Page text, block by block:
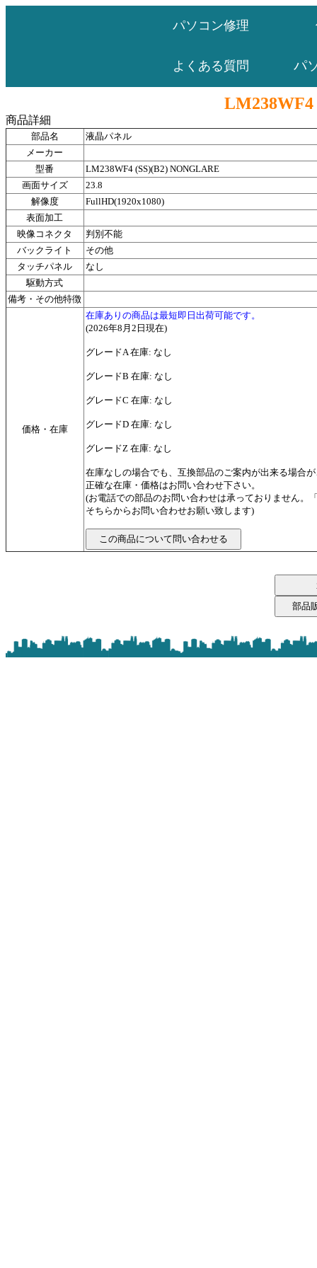
パソコン修理
よくある質問 パ
LM238WF4
商品詳細
部品名
液晶パネル
メーカー
型番
LM238WF4 (SS)(B2) NONGLARE
画面サイズ
23.8
解像度
FullHD(1920x1080)
表面加工
映像コネクタ
判別不能
バックライト
その他
タッチパネル
なし
駆動方式
備考・その他特徴
価格・在庫
在庫ありの商品は最短即日出荷可能です。
(2026年8月2日現在)
グレードA 在庫: なし
グレードB 在庫: なし
グレードC 在庫: なし
グレードD 在庫: なし
グレードZ 在庫: なし
在庫なしの場合でも、互換部品のご案内が出来る場合
正確な在庫・価格はお問い合わせ下さい。
(お電話での部品のお問い合わせは承っておりません。
そちらからお問い合わせお願い致します)